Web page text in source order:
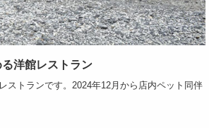
洋館レストラン
ストランです。2024年12月から店内ペット同伴